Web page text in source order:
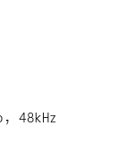
48kHz